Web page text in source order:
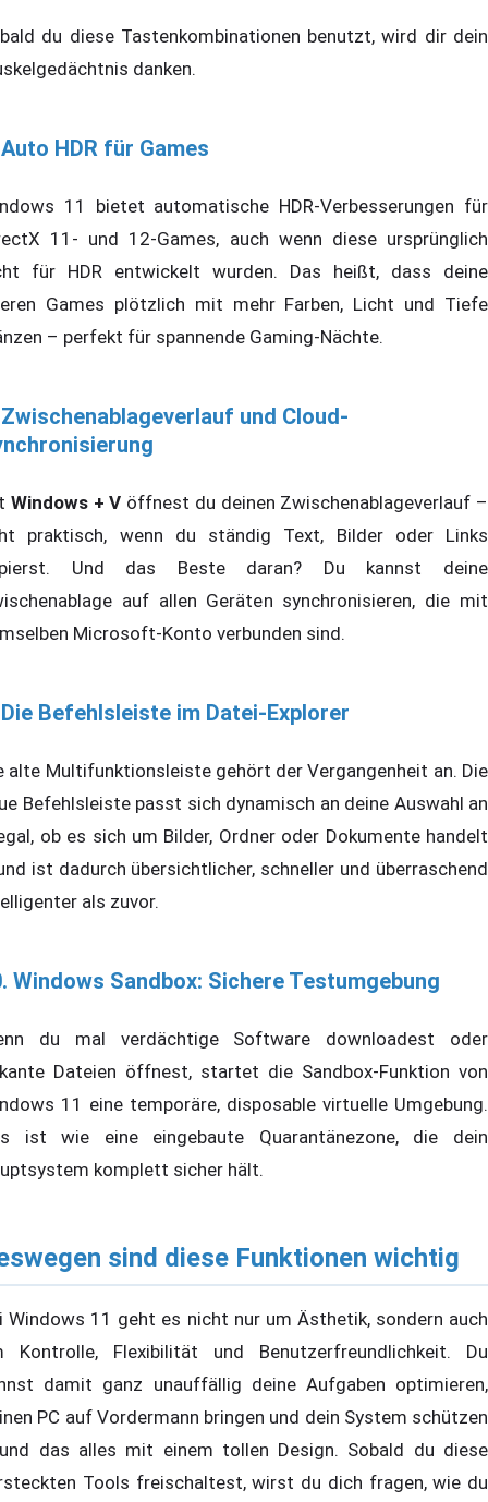
du diese Tastenkombinationen benutzt, wird dir dein
danken.
HDR für Games
11 bietet automatische HDR-Verbesserungen für
11- und 12-Games, auch wenn diese ursprünglich
für HDR entwickelt wurden. Das heißt, dass deine
Games plötzlich mit mehr Farben, Licht und Tiefe
– perfekt für spannende Gaming-Nächte.
und Cloud-
Windows + V öffnest du deinen Zwischenablageverlauf –
praktisch, wenn du ständig Text, Bilder oder Links
Und das Beste daran? Du kannst deine
auf allen Geräten synchronisieren, die mit
Microsoft-Konto verbunden sind.
Befehlsleiste im Datei-Explorer
alte Multifunktionsleiste gehört der Vergangenheit an. Die
Befehlsleiste passt sich dynamisch an deine Auswahl an
ob es sich um Bilder, Ordner oder Dokumente handelt
ist dadurch übersichtlicher, schneller und überraschend
als zuvor.
Windows Sandbox: Sichere Testumgebung
du mal verdächtige Software downloadest oder
Dateien öffnest, startet die Sandbox-Funktion von
11 eine temporäre, disposable virtuelle Umgebung.
ist wie eine eingebaute Quarantänezone, die dein
komplett sicher hält.
sind diese Funktionen wichtig
Windows 11 geht es nicht nur um Ästhetik, sondern auch
Kontrolle, Flexibilität und Benutzerfreundlichkeit. Du
damit ganz unauffällig deine Aufgaben optimieren,
PC auf Vordermann bringen und dein System schützen
das alles mit einem tollen Design. Sobald du diese
Tools freischaltest, wirst du dich fragen, wie du